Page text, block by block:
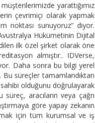
yarattığımız
çevrimiçi olarak yapmak
noktası sunuyoruz” diyor.
Hükümetinin Dijital
ilk özel şirket olarak öne
almıştır.. IDVerse,
Daha sonra bu bilgi yerel
Bu süreçler tamamlandıktan
olduğunu doğrulayarak
aracıların veya çağrı
göre yapay zekanın
için tüm kurumsal ve iş